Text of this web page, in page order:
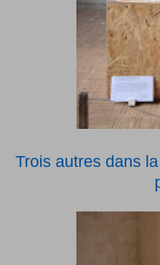
Trois autres dans